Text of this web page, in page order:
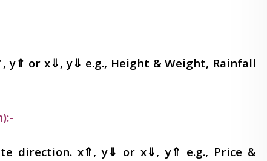
or x⇓, y⇓ e.g., Height & Weight, Rainfall
direction. x⇑, y⇓ or x⇓, y⇑ e.g., Price &